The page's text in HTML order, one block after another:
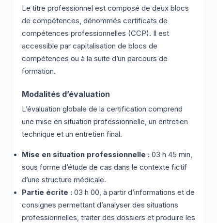
Le titre professionnel est composé de deux blocs
de compétences, dénommés certificats de
compétences professionnelles (CCP). Il est
accessible par capitalisation de blocs de
compétences ou à la suite d’un parcours de
formation.
Modalités d’évaluation
L’évaluation globale de la certification comprend
une mise en situation professionnelle, un entretien
technique et un entretien final.
Mise en situation professionnelle : 03 h 45 min,
sous forme d’étude de cas dans le contexte fictif
d’une structure médicale.
Partie écrite : 03 h 00, à partir d’informations et de
consignes permettant d’analyser des situations
professionnelles, traiter des dossiers et produire les